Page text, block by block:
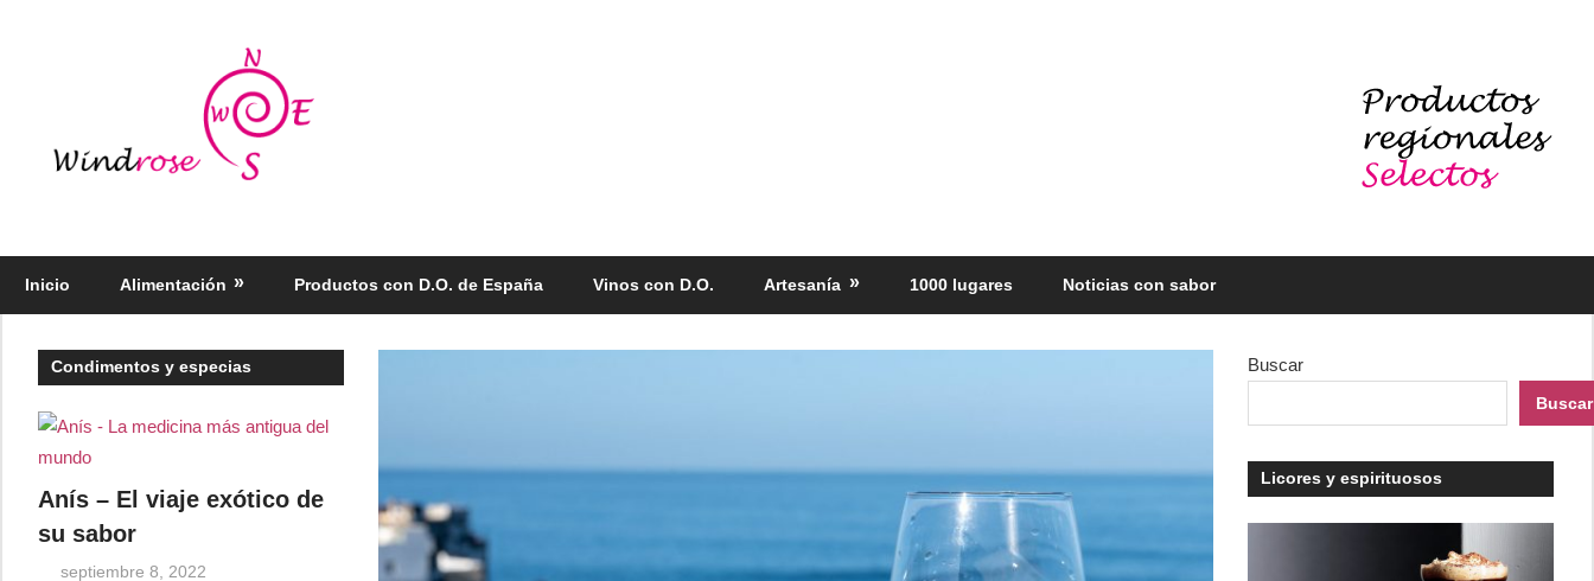
Inicio Alimentación Productos con D.O. de España Vinos con D.O. Artesanía 1000 lugares Noticias con sabor
Condimentos y especias
Anís – El viaje exótico de
su sabor
septiembre 8, 2022
Buscar
Buscar
Licores y espirituosos